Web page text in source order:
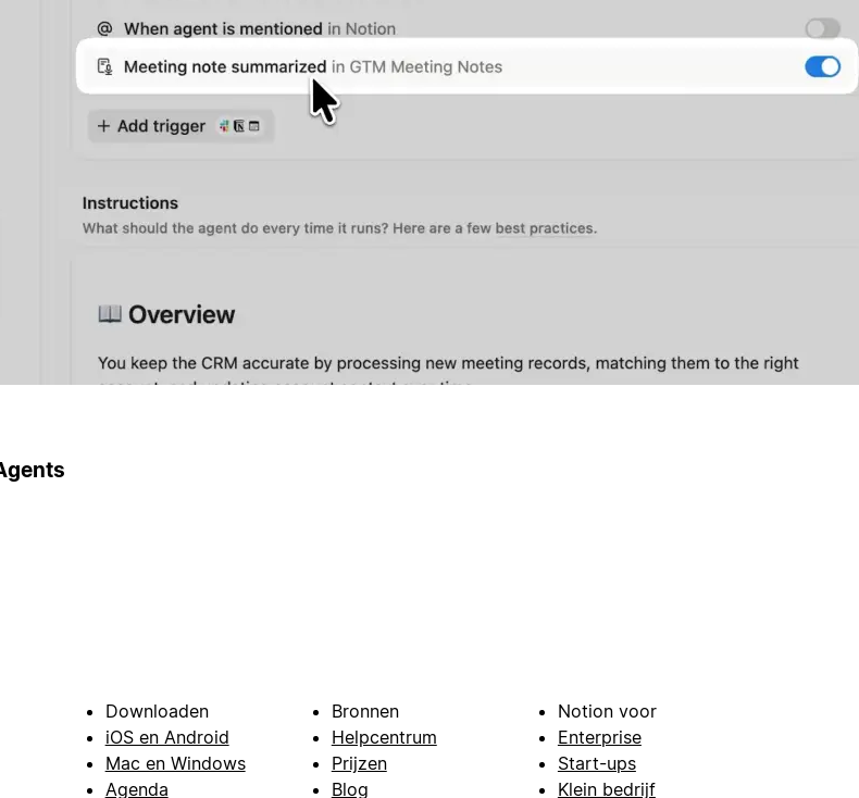
Downloaden
iOS en Android
Mac en Windows
Agenda
Bronnen
Helpcentrum
Prijzen
Blog
Notion voor
Enterprise
Start-ups
Klein bedrijf